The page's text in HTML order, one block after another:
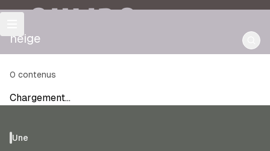
OULIPO
neige
0 contenus
Chargement…
Une